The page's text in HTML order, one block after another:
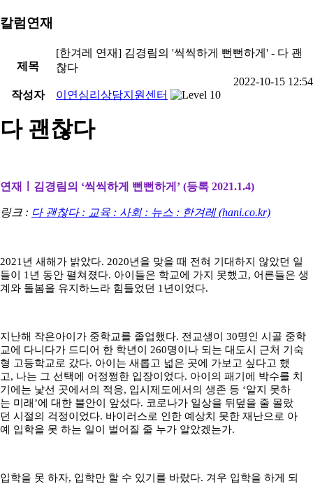
칼럼연재
제목
[한겨레 연재] 김경림의 '씩씩하게 뻔뻔하게' - 다 괜
찮다
2022-10-15 12:54
작성자
이연심리상담지원센터
다 괜찮다
연재ㅣ김경림의 ‘씩씩하게 뻔뻔하게’ (등록 2021.1.4)
링크 : 다 괜찮다 : 교육 : 사회 : 뉴스 : 한겨레 (hani.co.kr)
2021년 새해가 밝았다. 2020년을 맞을 때 전혀 기대하지 않았던 일
들이 1년 동안 펼쳐졌다. 아이들은 학교에 가지 못했고, 어른들은 생
계와 돌봄을 유지하느라 힘들었던 1년이었다.
지난해 작은아이가 중학교를 졸업했다. 전교생이 30명인 시골 중학
교에 다니다가 드디어 한 학년이 260명이나 되는 대도시 근처 기숙
형 고등학교로 갔다. 아이는 새롭고 넓은 곳에 가보고 싶다고 했
고, 나는 그 선택에 어정쩡한 입장이었다. 아이의 패기에 박수를 치
기에는 낯선 곳에서의 적응, 입시제도에서의 생존 등 ‘알지 못하
는 미래’에 대한 불안이 앞섰다. 코로나가 일상을 뒤덮을 줄 몰랐
던 시절의 걱정이었다. 바이러스로 인한 예상치 못한 재난으로 아
예 입학을 못 하는 일이 벌어질 줄 누가 알았겠는가.
입학을 못 하자, 입학만 할 수 있기를 바랐다. 겨우 입학을 하게 되